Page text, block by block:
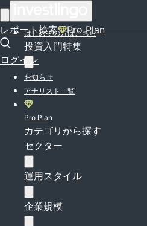
レポート検索 Pro Plan
ログイン
はじめての方はこちら
投資入門特集
お知らせ
アナリスト一覧
Pro Plan
カテゴリから探す
セクター
運用スタイル
企業規模